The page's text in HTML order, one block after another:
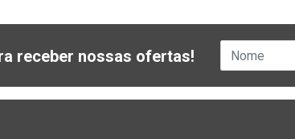
receber nossas ofertas!